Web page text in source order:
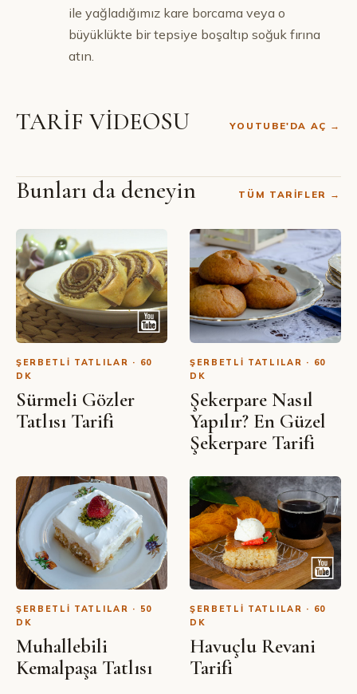
ile yağladığımız kare borcama veya o
büyüklükte bir tepsiye boşaltıp soğuk fırına
atın.
TARİF VİDEOSU YOUTUBE'DA AÇ →
SIBEL YALÇIN · YOUTUBE
Revani Tatlısı Tarifi
Bunları da deneyin TÜM TARIFLER →
ŞERBETLI TATLILAR · 60
DK
Sürmeli Gözler
Tatlısı Tarifi
ŞERBETLI TATLILAR · 60
DK
Şekerpare Nasıl
Yapılır? En Güzel
Şekerpare Tarifi
ŞERBETLI TATLILAR · 50
DK
Muhallebili
Kemalpaşa Tatlısı
ŞERBETLI TATLILAR · 60
DK
Havuçlu Revani
Tarifi